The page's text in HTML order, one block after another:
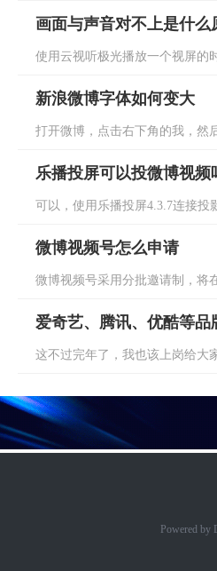
画面与声音对不上是什么
使用云视听极光播放一个视屏的
新浪微博字体如何变大
打开微博，点击右下角的我，然
乐播投屏可以投微博视频
可以，使用乐播投屏4.3.7连接
微博视频号怎么申请
微博视频号采用分批邀请制，将
爱奇艺、腾讯、优酷等
这不过完年了，我也该上岗给大
Powered